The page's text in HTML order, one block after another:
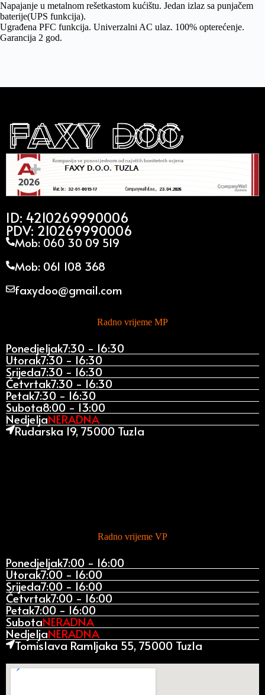
Napajanje u metalnom rešetkastom kućištu. Jedan izlaz sa punjačem
baterije(UPS funkcija).
Ugrađena PFC funkcija. Univerzalni AC ulaz. 100% opterećenje.
Garancija 2 god.
ID: 4210269990006
PDV: 210269990006
Mob: 060 30 09 519
Mob: 061 108 368
faxydoo@gmail.com
Radno vrijeme MP
Ponedjeljak7:30 - 16:30
Utorak7:30 - 16:30
Srijeda7:30 - 16:30
Četvrtak7:30 - 16:30
Petak7:30 - 16:30
Subota8:00 - 13:00
NedjeljaNERADNA
Rudarska 19, 75000 Tuzla
Radno vrijeme VP
Ponedjeljak7:00 - 16:00
Utorak7:00 - 16:00
Srijeda7:00 - 16:00
Četvrtak7:00 - 16:00
Petak7:00 - 16:00
SubotaNERADNA
NedjeljaNERADNA
Tomislava Ramljaka 55, 75000 Tuzla